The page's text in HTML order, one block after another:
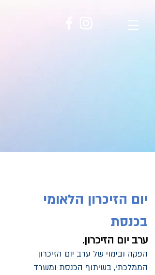
יום הזיכרון הלאומי
בכנסת
ערב יום הזיכרון.
הפקה ובימוי של ערב יום הזיכרון
הממלכתי, בשיתוף הכנסת ומשרד